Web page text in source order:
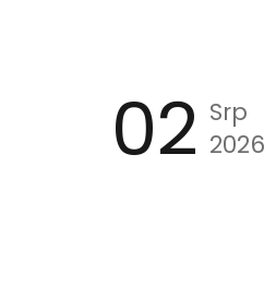
02 Srp
2026